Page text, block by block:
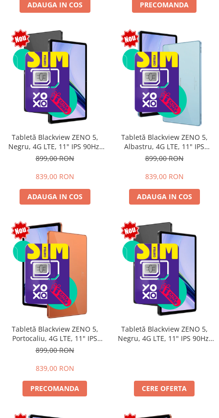
ADAUGA IN COS PRECOMANDA
Tabletă Blackview ZENO 5,
Negru, 4G LTE, 11" IPS 90Hz,
12GB RAM (3GB + 9GB
16, Unisoc T7250, 8300mAh,
SIM
899,00 RON
839,00 RON
ADAUGA IN COS
Tabletă Blackview ZENO 5,
Albastru, 4G LTE, 11" IPS
90Hz, 12GB RAM (3GB + 9GB
16, Unisoc T7250, 8300mAh,
SIM
899,00 RON
839,00 RON
ADAUGA IN COS
Tabletă Blackview ZENO 5,
Portocaliu, 4G LTE, 11" IPS
90Hz, 12GB RAM (3GB + 9GB
16, Unisoc T7250, 8300mAh,
SIM
899,00 RON
839,00 RON
PRECOMANDA
Tabletă Blackview ZENO 5,
Negru, 4G LTE, 11" IPS 90Hz,
SIM
CERE OFERTA